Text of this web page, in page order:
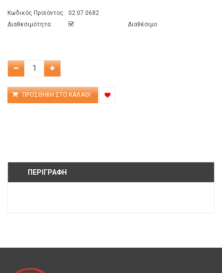
Κωδικός Προϊόντος:
02.07.0682
Διαθεσιμότητα:
Διαθέσιμο
ΠΕΡΙΓΡΑΦΉ